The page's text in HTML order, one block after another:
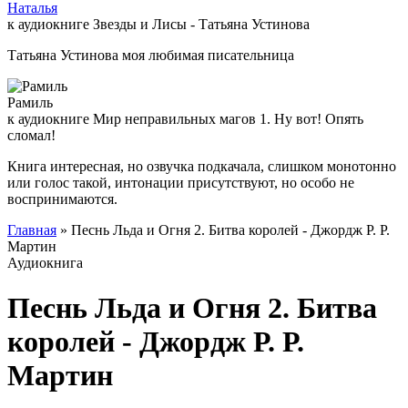
Наталья
к аудиокниге Звезды и Лисы - Татьяна Устинова
Татьяна Устинова моя любимая писательница
Рамиль
к аудиокниге Мир неправильных магов 1. Ну вот! Опять
сломал!
Книга интересная, но озвучка подкачала, слишком монотонно
или голос такой, интонации присутствуют, но особо не
воспринимаются.
Главная » Песнь Льда и Огня 2. Битва королей - Джордж Р. Р.
Мартин
Аудиокнига
Песнь Льда и Огня 2. Битва
королей - Джордж Р. Р.
Мартин